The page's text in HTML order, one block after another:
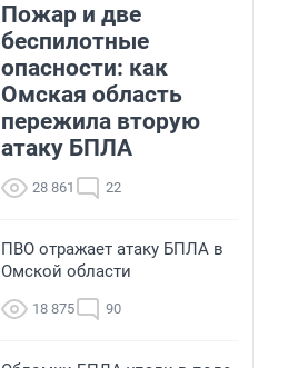
Пожар и две
беспилотные
опасности: как
Омская область
пережила вторую
атаку БПЛА
28 861 22
ПВО отражает атаку БПЛА в
Омской области
18 875 90